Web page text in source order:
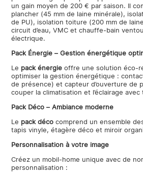
un gain moyen de 200 € par saison. Il
plancher (45 mm de laine minérale),
de PU), isolation toiture (200 mm de
circuit d’eau, VMC et chauffe-bain
électrique.
Pack Énergie – Gestion énergétique
Le pack énergie offre une solution éco-
optimiser la gestion énergétique :
de présence) et capteur d’ouverture de
couper la climatisation et l’éclairage
Pack Déco – Ambiance moderne
Le pack déco comprend un ensemble
tapis vinyle, étagère déco et miroir
Personnalisation à votre image
Créez un mobil-home unique avec de
personnalisation :